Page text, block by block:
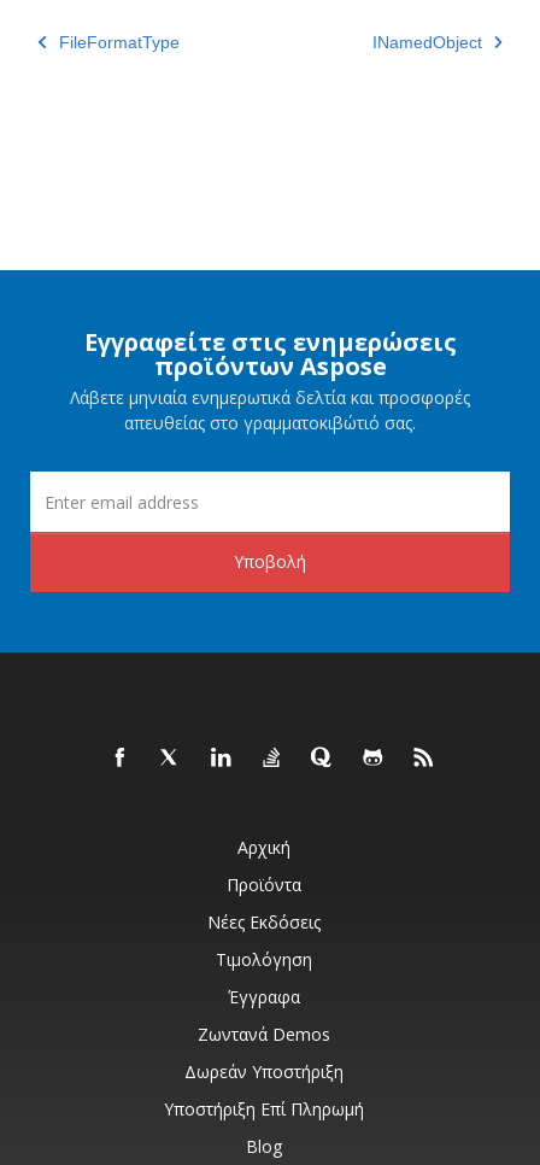
FileFormatType INamedObject
Εγγραφείτε στις ενημερώσεις
προϊόντων Aspose
Λάβετε μηνιαία ενημερωτικά δελτία και προσφορές
απευθείας στο γραμματοκιβώτιό σας.
Υποβολή
Αρχική
Προϊόντα
Νέες Εκδόσεις
Τιμολόγηση
Έγγραφα
Ζωντανά Demos
Δωρεάν Υποστήριξη
Υποστήριξη Επί Πληρωμή
Blog